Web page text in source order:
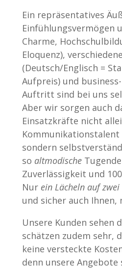
Ein repräsentatives
Einfühlungsvermögen
Charme,
Eloquenz),
(Deutsch/Englisch =
Aufpreis) und
Auftritt sind bei uns
Aber wir sorgen auch
Einsatzkräfte nicht
Kommunikationstalent
sondern
so altmodische
Zuverlässigkeit und
Nur ein Lächeln auf zwei
und sicher auch Ihnen,
Unsere Kunden sehen
schätzen zudem sehr,
keine versteckte
denn unsere Angebote